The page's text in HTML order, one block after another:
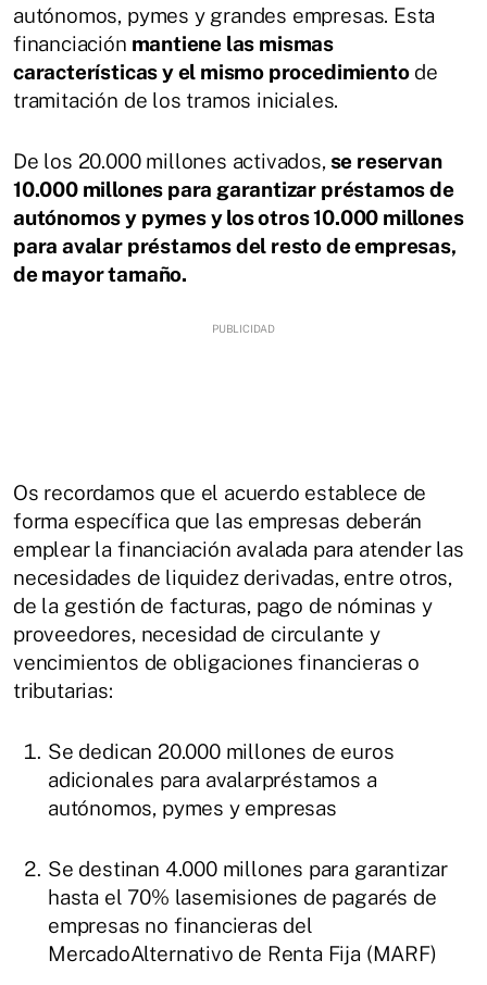
autónomos, pymes y grandes empresas. Esta
financiación mantiene las mismas
características y el mismo procedimientode
tramitación de los tramos iniciales.
De los 20.000 millones activados, se reservan
10.000 millones para garantizar préstamos de
autónomos y pymes y los otros 10.000 millones
para avalar préstamos del resto de empresas,
de mayor tamaño.
Os recordamos que el acuerdo establece de
forma específica que las empresas deberán
emplear la financiación avalada para atender las
necesidades de liquidez derivadas, entre otros,
de la gestión de facturas, pago de nóminas y
proveedores, necesidad de circulante y
vencimientos de obligaciones financieras o
tributarias:
Se dedican 20.000 millones de euros
adicionales para avalarpréstamos a
autónomos, pymes y empresas
Se destinan 4.000 millones para garantizar
hasta el 70% lasemisiones de pagarés de
empresas no financieras del
MercadoAlternativo de Renta Fija (MARF)